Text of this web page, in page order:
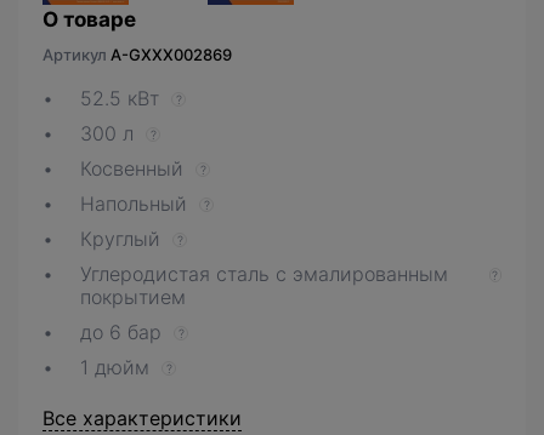
О товаре
Артикул A-GXXX002869
52.5 кВт ?
300 л ?
Косвенный ?
Напольный ?
Круглый ?
Углеродистая сталь с эмалированным
покрытием
?
до 6 бар ?
1 дюйм ?
Все характеристики